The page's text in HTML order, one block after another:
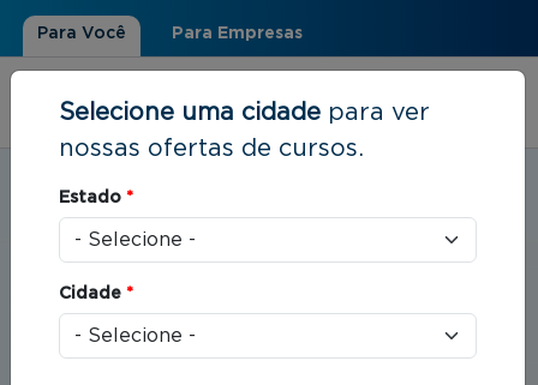
Para Você Para Empresas
Estudar em:Curitiba, PR
Você está aqui
Cursos em Direito
Selecione uma cidade para ver
nossas ofertas de cursos.
Estado *
Cidade *